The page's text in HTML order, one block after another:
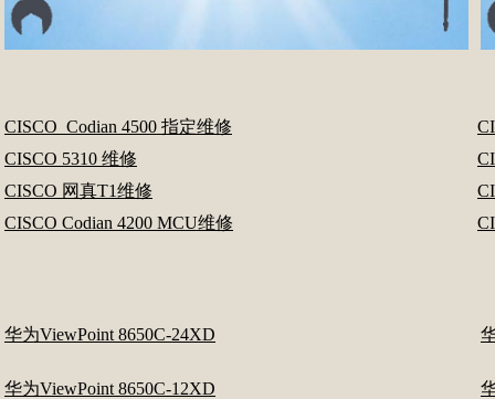
CISCO Codian 4500 指定维修
CISCO 5310 维修
CISCO 网真T1维修
CISCO Codian 4200 MCU维修
华为ViewPoint 8650C-24XD
华为ViewPoint 8650C-12XD